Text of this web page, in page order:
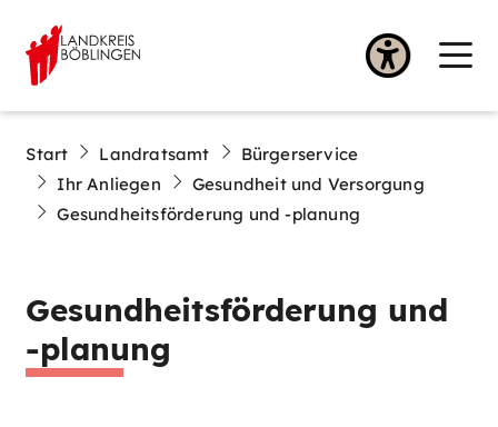
Start Landratsamt
Bürgerservice
Ihr Anliegen
Gesundheit und Versorgung
Gesundheitsförderung und -planung
Gesundheitsförderung und
-planung